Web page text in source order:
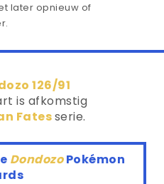
later opnieuw of
126/91
is afkomstig
Fatesserie.
DondozoPokémon